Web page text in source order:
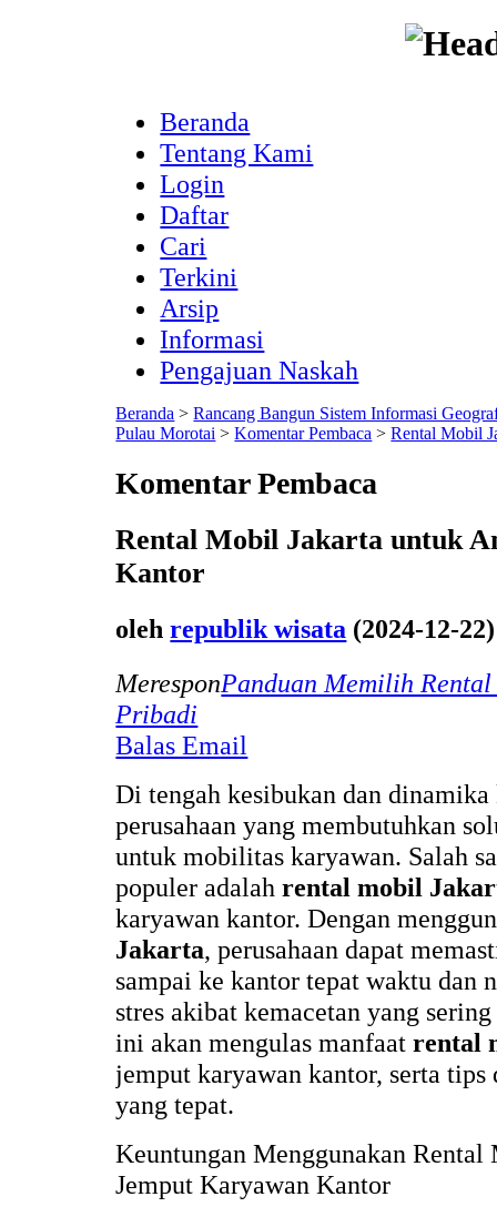
Beranda
Tentang Kami
Login
Daftar
Cari
Terkini
Arsip
Informasi
Pengajuan Naskah
Beranda >Rancang Bangun Sistem Informasi
Pulau Morotai >Komentar Pembaca >Rental Mobil
Komentar Pembaca
Rental Mobil Jakarta untuk
Kantor
olehrepublik wisata (2024-12-22)
MeresponPanduan Memilih
Pribadi
Balas Email
Di tengah kesibukan dan
perusahaan yang membutuhkan
untuk mobilitas karyawan. Salah
populer adalahrental mobil
karyawan kantor. Dengan
Jakarta, perusahaan dapat
sampai ke kantor tepat waktu dan
stres akibat kemacetan yang
ini akan mengulas manfaatrental
jemput karyawan kantor, serta
yang tepat.
Keuntungan Menggunakan
Jemput Karyawan Kantor